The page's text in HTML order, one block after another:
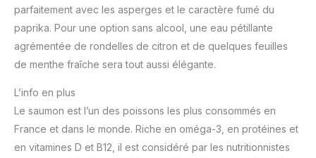
parfaitement avec les asperges et le caractère fumé du
paprika. Pour une option sans alcool, une eau pétillante
agrémentée de rondelles de citron et de quelques feuilles
de menthe fraîche sera tout aussi élégante.
L’info en plus
Le saumon est l’un des poissons les plus consommés en
France et dans le monde. Riche en oméga-3, en protéines et
en vitamines D et B12, il est considéré par les nutritionnistes